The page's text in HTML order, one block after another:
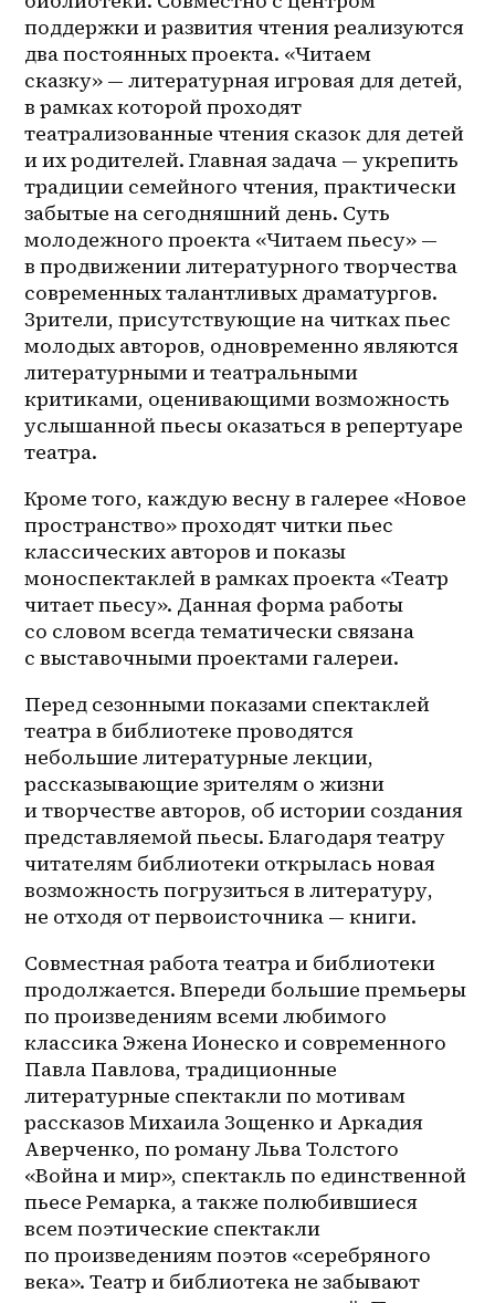
поддержки и развития чтения реализуются
два постоянных проекта. «Читаем
сказку» — литературная игровая для детей,
в рамках которой проходят
театрализованные чтения сказок для детей
и их родителей. Главная задача — укрепить
традиции семейного чтения, практически
забытые на сегодняшний день. Суть
молодежного проекта «Читаем пьесу» —
в продвижении литературного творчества
современных талантливых драматургов.
Зрители, присутствующие на читках пьес
молодых авторов, одновременно являются
литературными и театральными
критиками, оценивающими возможность
услышанной пьесы оказаться в репертуаре
театра.
Кроме того, каждую весну в галерее «Новое
пространство» проходят читки пьес
классических авторов и показы
моноспектаклей в рамках проекта «Театр
читает пьесу». Данная форма работы
со словом всегда тематически связана
с выставочными проектами галереи.
Перед сезонными показами спектаклей
театра в библиотеке проводятся
небольшие литературные лекции,
рассказывающие зрителям о жизни
и творчестве авторов, об истории создания
представляемой пьесы. Благодаря театру
читателям библиотеки открылась новая
возможность погрузиться в литературу,
не отходя от первоисточника — книги.
Совместная работа театра и библиотеки
продолжается. Впереди большие премьеры
по произведениям всеми любимого
классика Эжена Ионеско и современного
Павла Павлова, традиционные
литературные спектакли по мотивам
рассказов Михаила Зощенко и Аркадия
Аверченко, по роману Льва Толстого
«Война и мир», спектакль по единственной
пьесе Ремарка, а также полюбившиеся
всем поэтические спектакли
по произведениям поэтов «серебряного
века». Театр и библиотека не забывают